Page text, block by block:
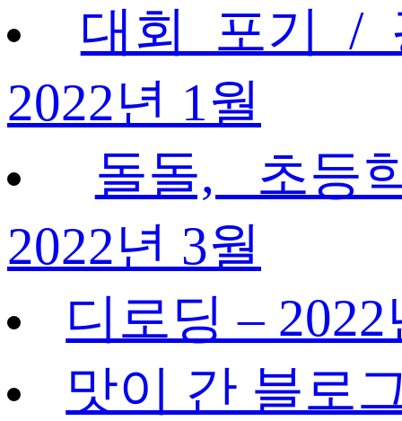
대회 포기 /
2022년 1월
돌돌, 초등
2022년 3월
디로딩 –
맛이 간 블로